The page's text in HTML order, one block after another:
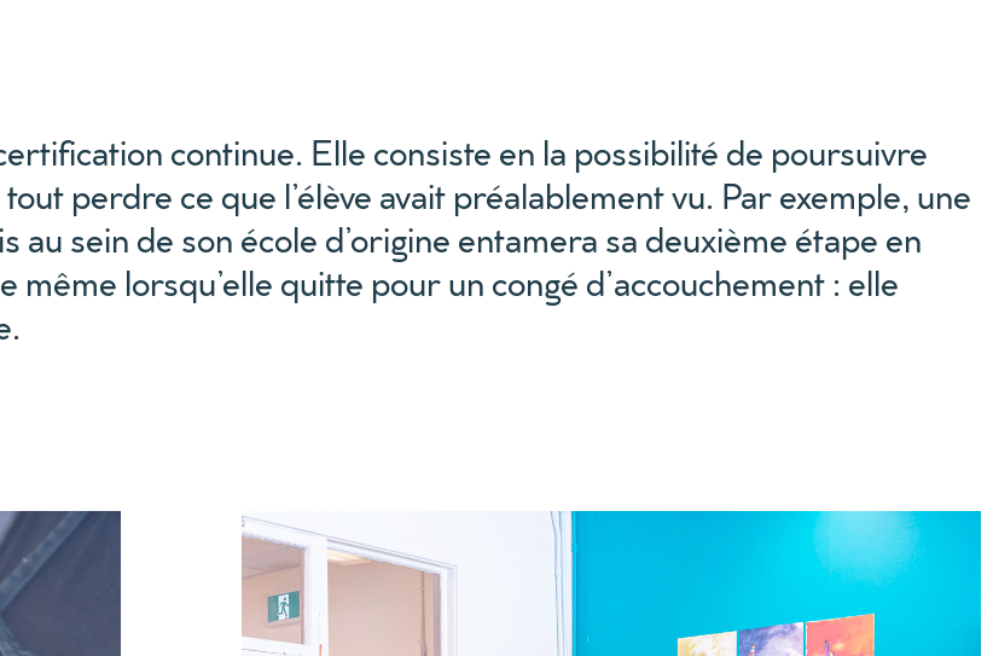
continue. Elle consiste en la possibilité de poursuivre
perdre ce que l’élève avait préalablement vu. Par exemple, une
sein de son école d’origine entamera sa deuxième étape en
même lorsqu’elle quitte pour un congé d’accouchement : elle